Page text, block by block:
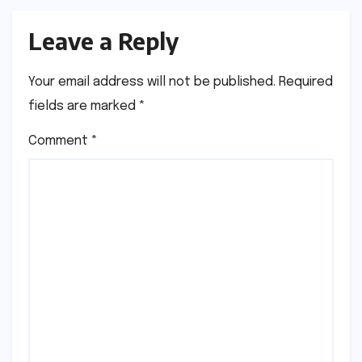
Leave a Reply
Your email address will not be published. Required
fields are marked *
Comment *